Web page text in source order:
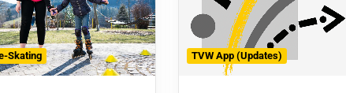
Skating TVW App (Updates)